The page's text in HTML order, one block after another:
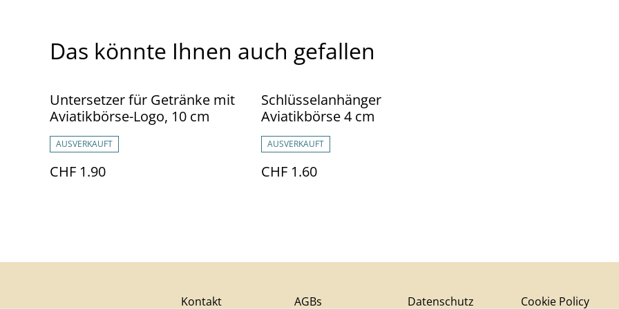
Das könnte Ihnen auch gefallen
Untersetzer für Getränke mit
Aviatikbörse-Logo, 10 cm
AUSVERKAUFT
CHF 1.90
Schlüsselanhänger
Aviatikbörse 4 cm
AUSVERKAUFT
CHF 1.60
Kontakt AGBs Datenschutz Cookie Policy